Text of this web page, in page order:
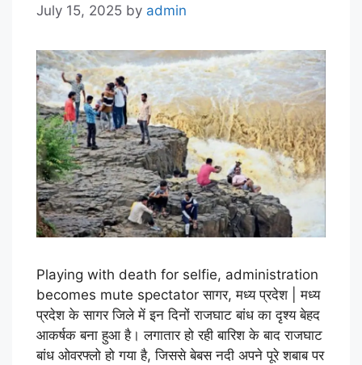
July 15, 2025 by admin
Playing with death for selfie, administration
becomes mute spectator सागर, मध्य प्रदेश | मध्य
प्रदेश के सागर जिले में इन दिनों राजघाट बांध का दृश्य बेहद
आकर्षक बना हुआ है। लगातार हो रही बारिश के बाद राजघाट
बांध ओवरफ्लो हो गया है, जिससे बेबस नदी अपने पूरे शबाब पर